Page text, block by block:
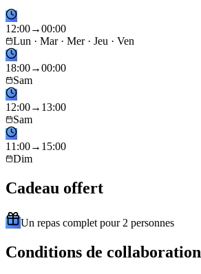
12:00→00:00
Lun · Mar · Mer · Jeu · Ven
18:00→00:00
Sam
12:00→ 13:00
Sam
11 :00→ 15:00
Dim
Cadeau offert
Un repas complet pour 2 personnes
Conditions de collaboration